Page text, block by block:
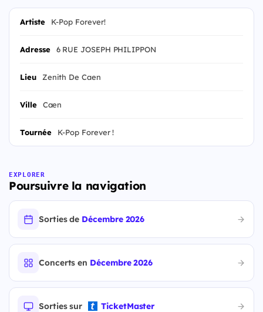
Artiste K-Pop Forever!
Adresse 6 RUE JOSEPH PHILIPPON
Lieu Zenith De Caen
Ville Caen
Tournée K-Pop Forever !
EXPLORER
Poursuivre la navigation
Sorties de Décembre 2026
Concerts en Décembre 2026
Sorties sur TicketMaster